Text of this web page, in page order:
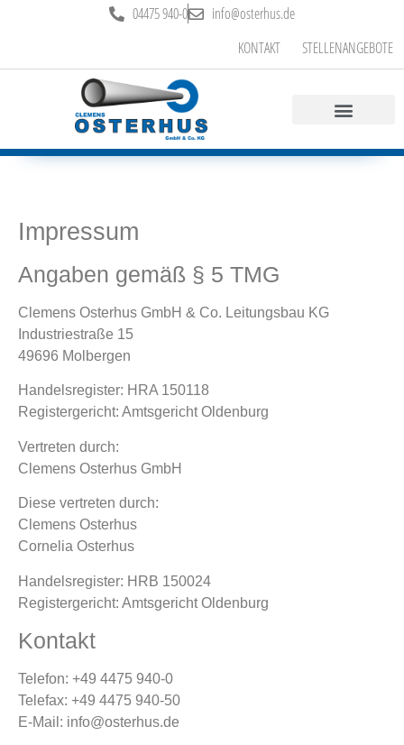
04475 940-0
info@osterhus.de
KONTAKT
STELLENANGEBOTE
Impressum
Angaben gemäß § 5 TMG
Clemens Osterhus GmbH & Co. Leitungsbau KG
Industriestraße 15
49696 Molbergen
Handelsregister: HRA 150118
Registergericht: Amtsgericht Oldenburg
Vertreten durch:
Clemens Osterhus GmbH
Diese vertreten durch:
Clemens Osterhus
Cornelia Osterhus
Handelsregister: HRB 150024
Registergericht: Amtsgericht Oldenburg
Kontakt
Telefon: +49 4475 940-0
Telefax: +49 4475 940-50
E-Mail: info@osterhus.de